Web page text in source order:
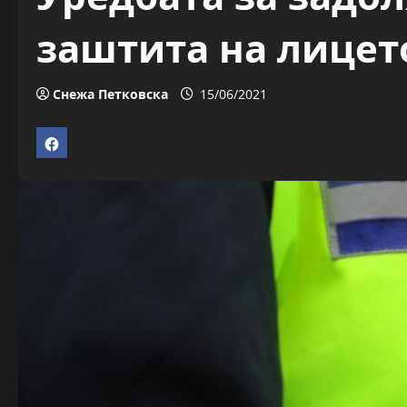
заштита на
Снежа Петковска 15/06/2021